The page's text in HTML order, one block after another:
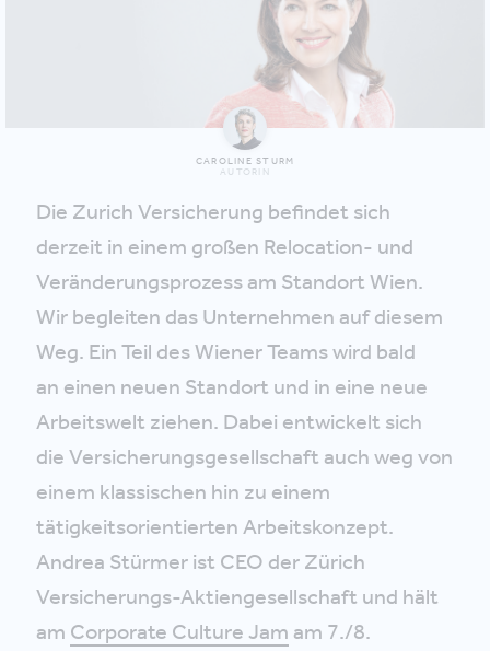
CAROLINE STURM
AUTORIN
Die Zurich Versicherung befindet sich
derzeit in einem großen Relocation- und
Veränderungsprozess am Standort Wien.
Wir begleiten das Unternehmen auf diesem
Weg. Ein Teil des Wiener Teams wird bald
an einen neuen Standort und in eine neue
Arbeitswelt ziehen. Dabei entwickelt sich
die Versicherungsgesellschaft auch weg von
einem klassischen hin zu einem
tätigkeitsorientierten Arbeitskonzept.
Andrea Stürmer ist CEO der Zürich
Versicherungs-Aktiengesellschaft und hält
am Corporate Culture Jam am 7./8.